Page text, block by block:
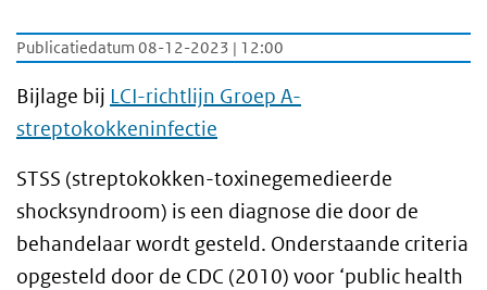
Publicatiedatum 08-12-2023 | 12:00
Bijlage bij LCI-richtlijn Groep A-
streptokokkeninfectie
STSS (streptokokken-toxinegemedieerde
shocksyndroom) is een diagnose die door de
behandelaar wordt gesteld. Onderstaande criteria
opgesteld door de CDC (2010) voor ‘public health